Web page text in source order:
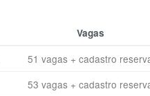
Vagas
51 vagas + cadastro
53 vagas + cadastro